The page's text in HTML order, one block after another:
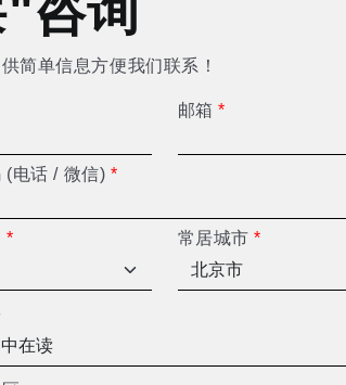
简单信息方便我们联系！
邮箱*
(电话 / 微信) *
* 常居城市*